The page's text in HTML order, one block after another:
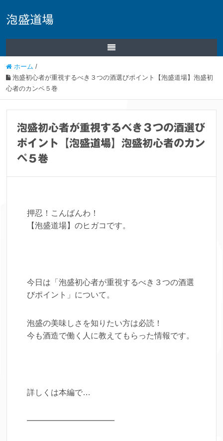
泡盛道場
ホーム /
泡盛初心者が重視するべき３つの酒選びポイント【泡盛道場】泡盛初
心者のカンペ５巻
泡盛初心者が重視するべき３つの酒選び
ポイント【泡盛道場】泡盛初心者のカン
ペ５巻
押忍！こんばんわ！
【泡盛道場】のヒガコです。
今日は「泡盛初心者が重視するべき３つの酒選
びポイント」について。
泡盛の美味しさを知りたい方は必読！
今も酒造で働く人に教えてもらった情報です。
詳しくは本編で…
━━━━━━━━━━━